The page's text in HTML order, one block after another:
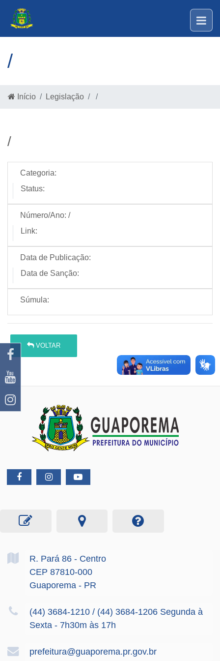
/
Início Legislação /
/
Categoria:
Status:
Número/Ano: /
Link:
Data de Publicação:
Data de Sanção:
Súmula:
VOLTAR
R. Pará 86 - Centro
CEP 87810-000
Guaporema - PR
(44) 3684-1210 / (44) 3684-1206 Segunda à
Sexta - 7h30m às 17h
prefeitura@guaporema.pr.gov.br